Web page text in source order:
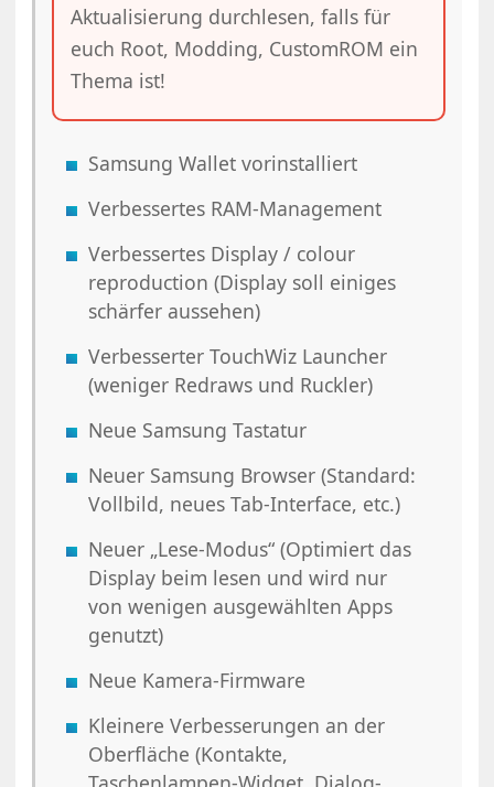
Aktualisierung durchlesen, falls für
euch Root, Modding, CustomROM ein
Thema ist!
Samsung Wallet vorinstalliert
Verbessertes RAM-Management
Verbessertes Display / colour
reproduction (Display soll einiges
schärfer aussehen)
Verbesserter TouchWiz Launcher
(weniger Redraws und Ruckler)
Neue Samsung Tastatur
Neuer Samsung Browser (Standard:
Vollbild, neues Tab-Interface, etc.)
Neuer „Lese-Modus“ (Optimiert das
Display beim lesen und wird nur
von wenigen ausgewählten Apps
genutzt)
Neue Kamera-Firmware
Kleinere Verbesserungen an der
Oberfläche (Kontakte,